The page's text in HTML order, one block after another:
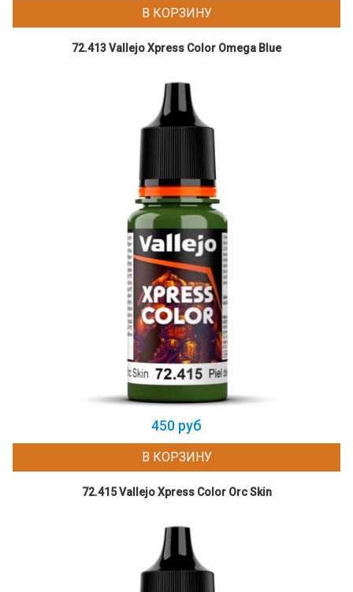
В КОРЗИНУ
72.413 Vallejo Xpress Color Omega Blue
450 руб
В КОРЗИНУ
72.415 Vallejo Xpress Color Orc Skin